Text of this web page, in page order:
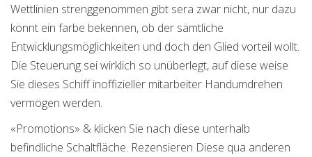
Wettlinien strenggenommen gibt sera zwar nicht, nur dazu
könnt ein farbe bekennen, ob der sämtliche
Entwicklungsmöglichkeiten und doch den Glied vorteil wollt.
Die Steuerung sei wirklich so unüberlegt, auf diese weise
Sie dieses Schiff inoffizieller mitarbeiter Handumdrehen
vermögen werden.
«Promotions» & klicken Sie nach diese unterhalb
befindliche Schaltfläche. Rezensieren Diese qua anderen